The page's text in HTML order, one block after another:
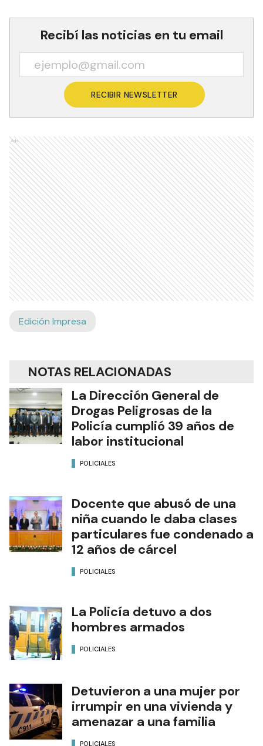
Recibí las noticias en tu email
RECIBIR NEWSLETTER
Ads
Edición Impresa
NOTAS RELACIONADAS
La Dirección General de
Drogas Peligrosas de la
Policía cumplió 39 años de
labor institucional
POLICIALES
Docente que abusó de una
niña cuando le daba clases
particulares fue condenado a
12 años de cárcel
POLICIALES
La Policía detuvo a dos
hombres armados
POLICIALES
Detuvieron a una mujer por
irrumpir en una vivienda y
amenazar a una familia
POLICIALES